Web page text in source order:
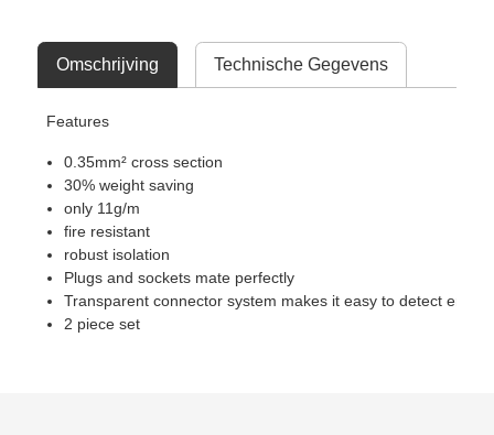
Omschrijving Technische Gegevens
Features
0.35mm² cross section
30% weight saving
only 11g/m
fire resistant
robust isolation
Plugs and sockets mate perfectly
Transparent connector system makes it easy to detect errors
2 piece set